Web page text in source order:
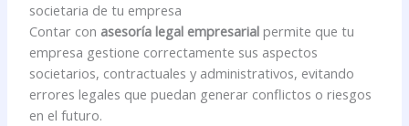
societaria de tu empresa
Contar con asesoría legal empresarial permite que tu
empresa gestione correctamente sus aspectos
societarios, contractuales y administrativos, evitando
errores legales que puedan generar conflictos o riesgos
en el futuro.